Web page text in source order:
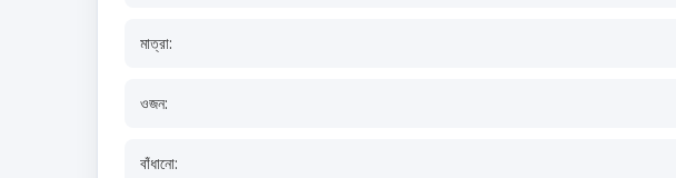
মাত্রা:
ওজন:
বাঁধানো: